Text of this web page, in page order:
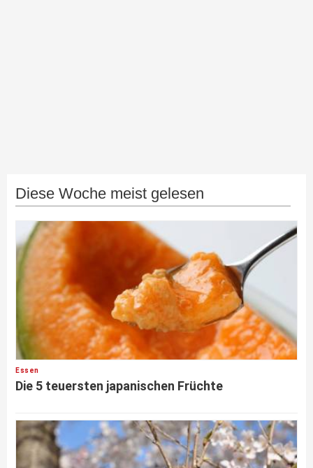
Diese Woche meist gelesen
Essen
Die 5 teuersten japanischen Früchte